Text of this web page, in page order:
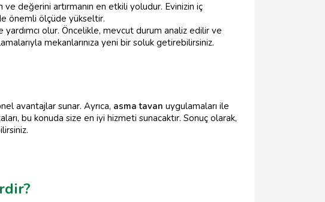
değerini artırmanın en etkili yoludur. Evinizin iç
önemli ölçüde yükseltir.
olur. Öncelikle, mevcut durum analiz edilir ve
mekanlarınıza yeni bir soluk getirebilirsiniz.
avantajlar sunar. Ayrıca, asma tavan uygulamaları ile
bu konuda size en iyi hizmeti sunacaktır. Sonuç olarak,